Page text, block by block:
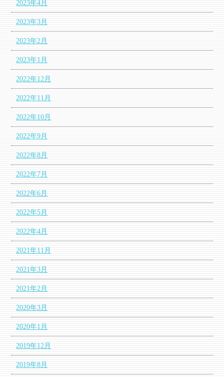
2023年4月
2023年3月
2023年2月
2023年1月
2022年12月
2022年11月
2022年10月
2022年9月
2022年8月
2022年7月
2022年6月
2022年5月
2022年4月
2021年11月
2021年3月
2021年2月
2020年3月
2020年1月
2019年12月
2019年8月